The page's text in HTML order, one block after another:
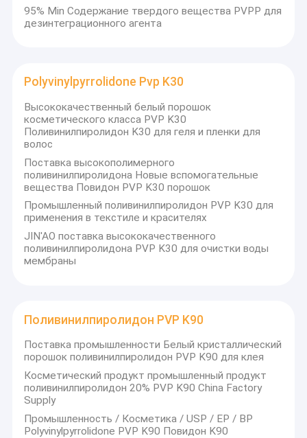
95% Min Содержание твердого вещества PVPP для
дезинтеграционного агента
Polyvinylpyrrolidone Pvp K30
Высококачественный белый порошок
косметического класса PVP K30
Поливинилпиролидон K30 для геля и пленки для
волос
Поставка высокополимерного
поливинилпиролидона Новые вспомогательные
вещества Повидон PVP K30 порошок
Промышленный поливинилпиролидон PVP K30 для
применения в текстиле и красителях
JIN'AO поставка высококачественного
поливинилпиролидона PVP K30 для очистки воды
мембраны
Поливинилпиролидон PVP K90
Поставка промышленности Белый кристаллический
порошок поливинилпиролидон PVP K90 для клея
Косметический продукт промышленный продукт
поливинилпиролидон 20% PVP K90 China Factory
Supply
Промышленность / Косметика / USP / EP / BP
Polyvinylpyrrolidone PVP K90 Повидон K90